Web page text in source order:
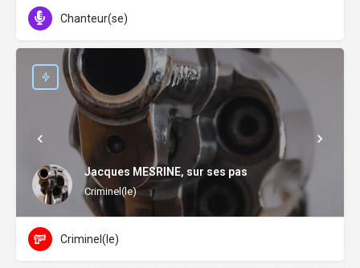
Chanteur(se)
Jacques MESRINE, sur ses pas
Criminel(le)
Criminel(le)